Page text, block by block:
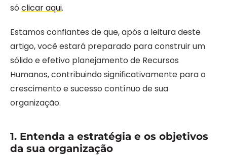
só clicar aqui.
Estamos confiantes de que, após a leitura deste
artigo, você estará preparado para construir um
sólido e efetivo planejamento de Recursos
Humanos, contribuindo significativamente para o
crescimento e sucesso contínuo de sua
organização.
1. Entenda a estratégia e os objetivos
da sua organização